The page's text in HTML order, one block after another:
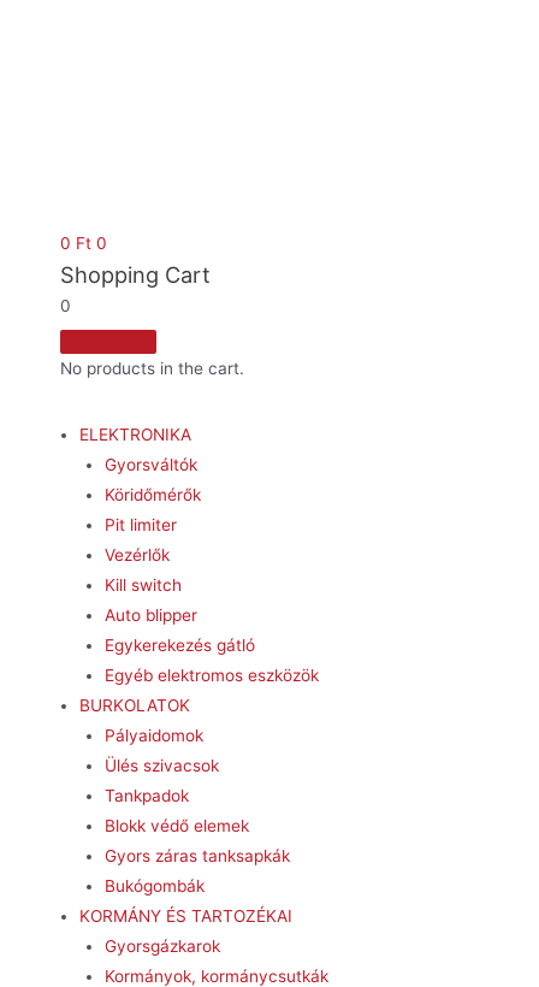
0 Ft 0
Shopping Cart
0
No products in the cart.
ELEKTRONIKA
Gyorsváltók
Köridőmérők
Pit limiter
Vezérlők
Kill switch
Auto blipper
Egykerekezés gátló
Egyéb elektromos eszközök
BURKOLATOK
Pályaidomok
Ülés szivacsok
Tankpadok
Blokk védő elemek
Gyors záras tanksapkák
Bukógombák
KORMÁNY ÉS TARTOZÉKAI
Gyorsgázkarok
Kormányok, kormánycsutkák